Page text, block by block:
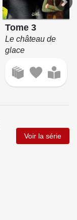
Tome 3
Le château de
glace
Voir la série